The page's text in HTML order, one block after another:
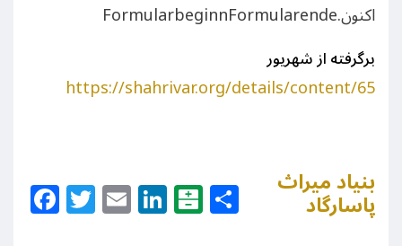
اکنون.FormularbeginnFormularende
برگرفته از شهریور
https://shahrivar.org/details/content/65
Facebook
Twitter
EmailLinkedIn
Balatarin
Share
بنیاد میراث
پاسارگاد